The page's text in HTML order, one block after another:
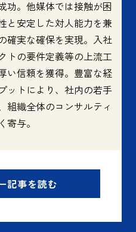
功。他媒体では接触が困
と安定した対人能力を兼
確実な確保を実現。入社
トの要件定義等の上流工
い信頼を獲得。豊富な経
ットにより、社内の若手
組織全体のコンサルティ
与。
記事を読む